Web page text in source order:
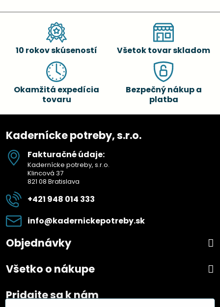
10 rokov skúseností Všetok tovar skladom
Okamžitá expedícia
tovaru
Bezpečný nákup a
platba
Kadernícke potreby, s.r.o.
Fakturačné údaje:
Kadernícke potreby, s.r.o.
Klincová 37
821 08 Bratislava
+421 948 014 333
info​@kadernickepotreby​.sk
Objednávky
Všetko o nákupe
Pridajte sa k nám